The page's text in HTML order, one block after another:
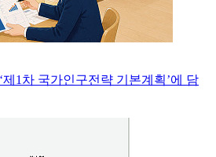
제1차 국가인구전략 기본계획’에 담